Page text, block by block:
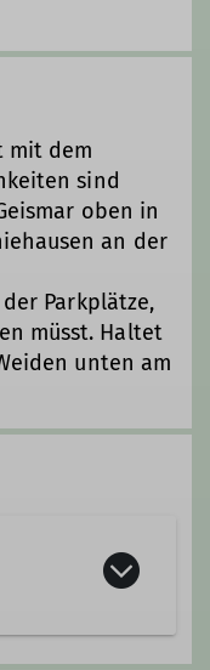
mit dem
sind
oben in
an der
Parkplätze,
müsst. Haltet
unten am